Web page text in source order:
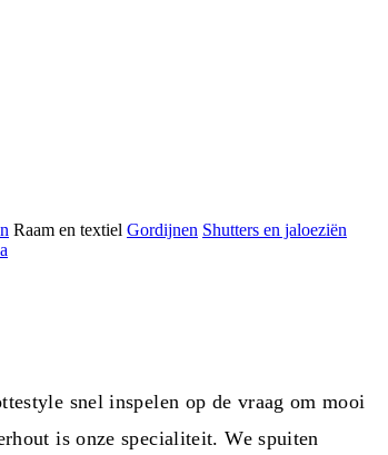
Raam en textiel Gordijnen Shutters en jaloeziën
snel inspelen op de vraag om mooi
is onze specialiteit. We spuiten